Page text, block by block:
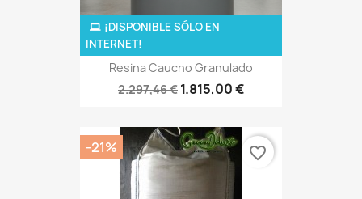
Resina Caucho Granulado
2.297,46 € 1.815,00 €
¡DISPONIBLE SÓLO EN
INTERNET!
-21% favorite_border